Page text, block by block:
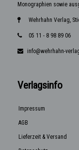
Monographien sowie
Wehrhahn Verlag,
05 11 - 8 98 89 06
info@wehrhahn-
Verlagsinfo
Impressum
AGB
Lieferzeit & Versand